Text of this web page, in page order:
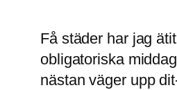
Få städer har jag
obligatoriska
nästan väger upp